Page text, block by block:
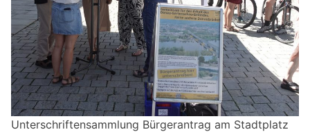
Unterschriftensammlung Bürgerantrag am Stadtplatz